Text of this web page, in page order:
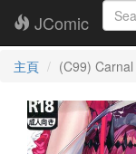
JComic
主頁 (C99)